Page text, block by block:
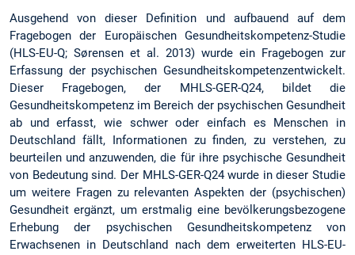
Ausgehend von dieser Definition und aufbauend auf dem
Fragebogen der Europäischen Gesundheitskompetenz-Studie
(HLS-EU-Q; Sørensen et al. 2013) wurde ein Fragebogen zur
Erfassung der psychischen Gesundheitskompetenzentwickelt.
Dieser Fragebogen, der MHLS-GER-Q24, bildet die
Gesundheitskompetenz im Bereich der psychischen Gesundheit
ab und erfasst, wie schwer oder einfach es Menschen in
Deutschland fällt, Informationen zu finden, zu verstehen, zu
beurteilen und anzuwenden, die für ihre psychische Gesundheit
von Bedeutung sind. Der MHLS-GER-Q24 wurde in dieser Studie
um weitere Fragen zu relevanten Aspekten der (psychischen)
Gesundheit ergänzt, um erstmalig eine bevölkerungsbezogene
Erhebung der psychischen Gesundheitskompetenz von
Erwachsenen in Deutschland nach dem erweiterten HLS-EU-